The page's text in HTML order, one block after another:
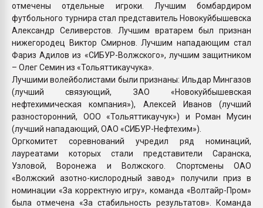
отмечены отдельные игроки. Лучшим бомбардиром
футбольного турнира стал представитель Новокуйбышевска
Александр Селиверстов. Лучшим вратарем был признан
нижегородец Виктор Смирнов. Лучшим нападающим стал
Фариз Адилов из «СИБУР-Волжского», лучшим защитником
– Олег Семин из «Тольяттикаучука».
Лучшими волейболистами были признаны: Ильдар Мингазов
(лучший связующий, ЗАО «Новокуйбышевская
нефтехимическая компания»), Алексей Иванов (лучший
разносторонний, ООО «Тольяттикаучук») и Роман Мусин
(лучший нападающий, ОАО «СИБУР-Нефтехим»).
Оргкомитет соревнований учредил ряд номинаций,
лауреатами которых стали представители Саранска,
Узловой, Воронежа и Волжского. Спортсмены ОАО
«Волжский азотно-кислородный завод» получили приз в
номинации «За корректную игру», команда «Волтайр-Пром»
была отмечена «За стабильность результатов». Команда